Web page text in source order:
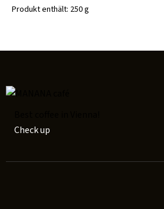
Produkt enthält: 250g
Check up